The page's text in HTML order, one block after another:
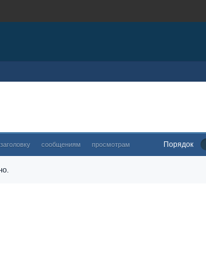
заголовку сообщениям просмотрам Порядок